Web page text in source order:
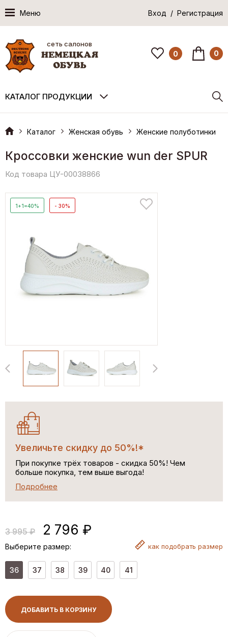
Меню Вход / Регистрация
сеть салонов
0 0
КАТАЛОГ ПРОДУКЦИИ
Каталог Женская обувь Женские полуботинки
Кроссовки женские wun der SPUR
Код товара ЦУ-00038866
1+1=40% - 30%
Увеличьте скидку до 50%!*
При покупке трёх товаров - скидка 50%! Чем
больше покупка, тем выше выгода!
Подробнее
3 995 ₽ 2 796 ₽
Выберите размер: как подобрать размер
36 37 38 39 40 41
ДОБАВИТЬ В КОРЗИНУ